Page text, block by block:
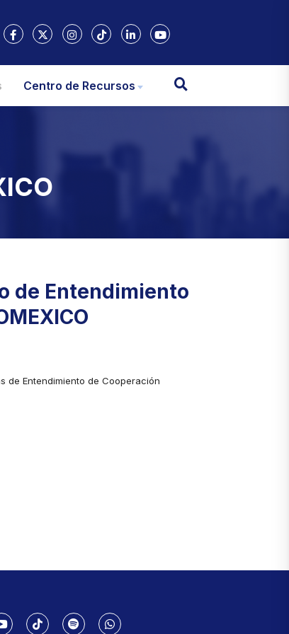
Centro de Recursos
de Entendimiento
de Entendimiento de Cooperación